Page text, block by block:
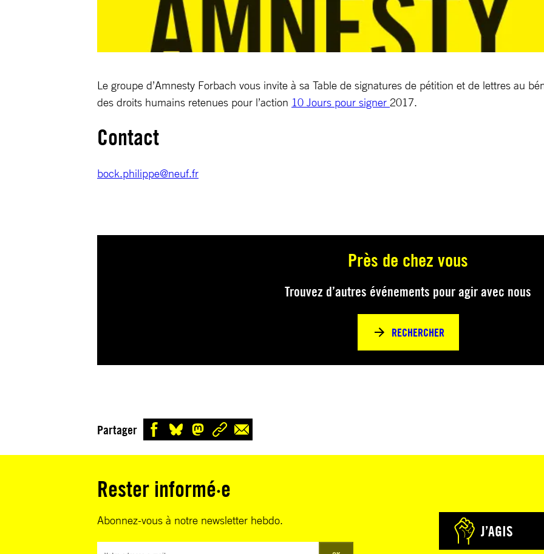
Le groupe d’Amnesty Forbach vous invite à sa Table de signatures de pétition et de lettres au
des droits humains retenues pour l’action 10 Jours pour signer 2017.
Contact
bock.philippe@neuf.fr
Près de chez vous
Trouvez d’autres événements pour agir avec nous
RECHERCHER
Partager
Rester informé·e
Abonnez-vous à notre newsletter hebdo.
J’AGIS